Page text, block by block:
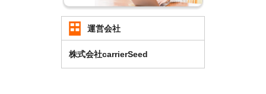
運営会社
株式会社carrierSeed